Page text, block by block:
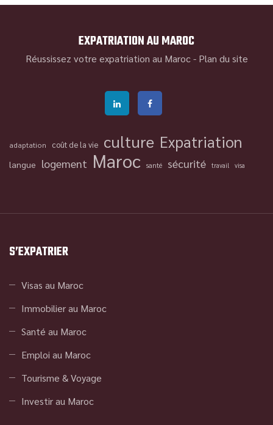
EXPATRIATION AU MAROC
Réussissez votre expatriation au Maroc - Plan du site
adaptation coût de la vie culture Expatriation
langue logement Maroc santé sécurité travail visa
S’EXPATRIER
Visas au Maroc
Immobilier au Maroc
Santé au Maroc
Emploi au Maroc
Tourisme & Voyage
Investir au Maroc